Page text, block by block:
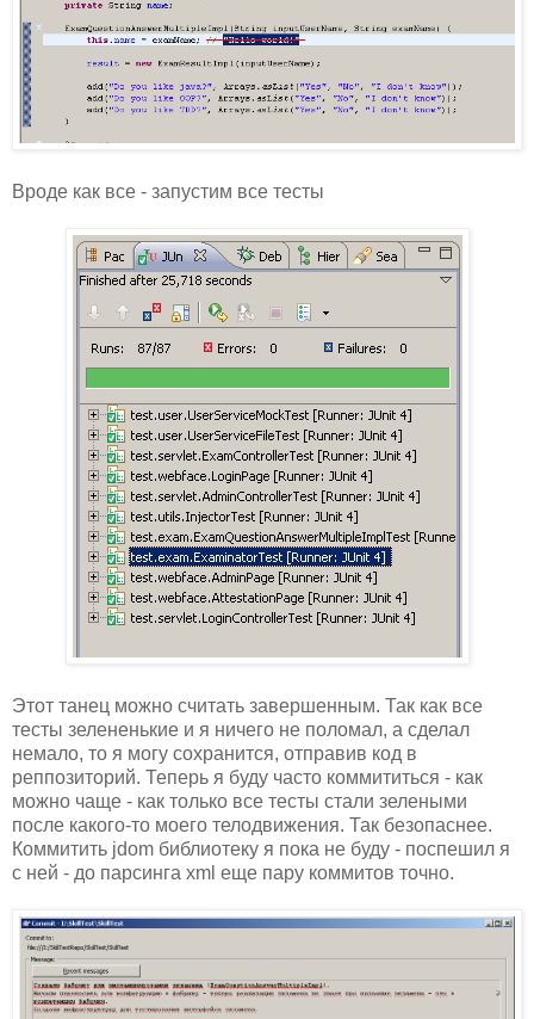
Вроде как все - запустим все тесты
Этот танец можно считать завершенным. Так как все
тесты зелененькие и я ничего не поломал, а сделал
немало, то я могу сохранится, отправив код в
реппозиторий. Теперь я буду часто коммититься - как
можно чаще - как только все тесты стали зелеными
после какого-то моего телодвижения. Так безопаснее.
Коммитить jdom библиотеку я пока не буду - поспешил я
с ней - до парсинга xml еще пару коммитов точно.